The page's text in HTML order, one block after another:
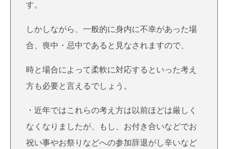
す。
しかしながら、一般的に身内に不幸があった場
合、喪中・忌中であると見なされますので、
時と場合によって柔軟に対応するといった考え
方も必要と言えるでしょう。
・近年ではこれらの考え方は以前ほどは厳しく
なくなりましたが、もし、お付き合いなどでお
祝い事やお祭りなどへの参加辞退がし辛いなど